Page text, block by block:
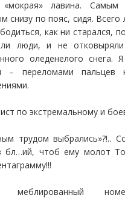
«мокрая» лавина.
снизу по пояс, сидя.
как ни старался,
люди, и не
оледенелого снега.
– переломами пальцев
по экстремальному и
трудом выбрались»?!..
бл…ий, чтоб ему молот
меблированный